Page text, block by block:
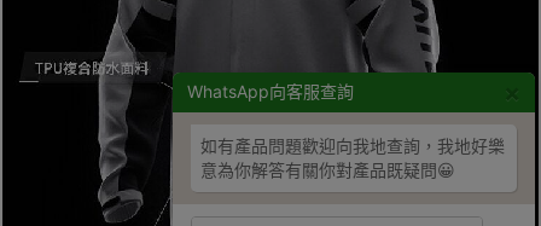
WhatsApp向客服查詢
如有產品問題歡迎向我地查詢，我地好樂
意為你解答有關你對產品既疑問😀